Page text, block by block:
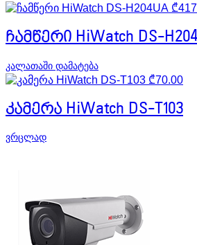
₾
ჩამწერი HiWatch DS-
კალათაში დამატება
₾70.00
კამერა HiWatch DS-T103
ვრცლად